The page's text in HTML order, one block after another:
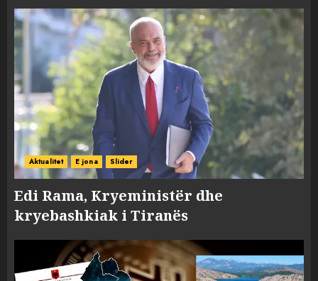
Aktualitet E jona Slider
Edi Rama, Kryeministër dhe
kryebashkiak i Tiranës